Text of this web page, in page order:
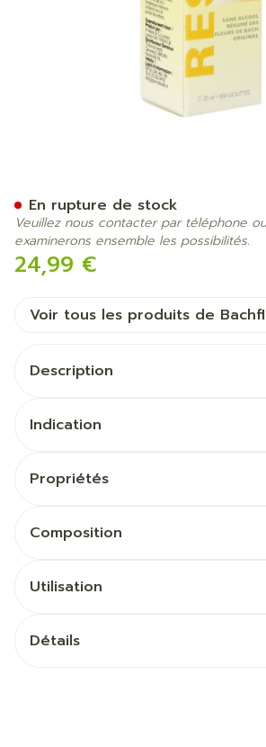
24,99 €
En rupture de stock
Veuillez nous contacter par téléphone
examinerons ensemble les possibilités.
Voir tous les produits de
Description
Indication
Propriétés
Composition
Utilisation
Détails